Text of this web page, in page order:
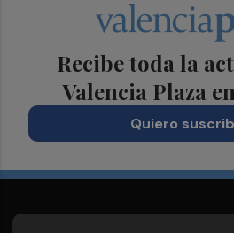
Recibe toda la
Valencia Plaza
Quiero